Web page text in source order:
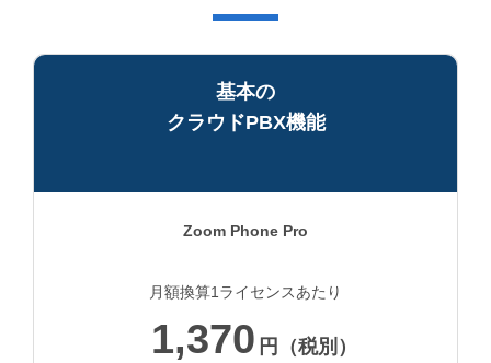
基本の
クラウドPBX機能
Zoom Phone Pro
月額換算1ライセンスあたり
1,370 円（税別）